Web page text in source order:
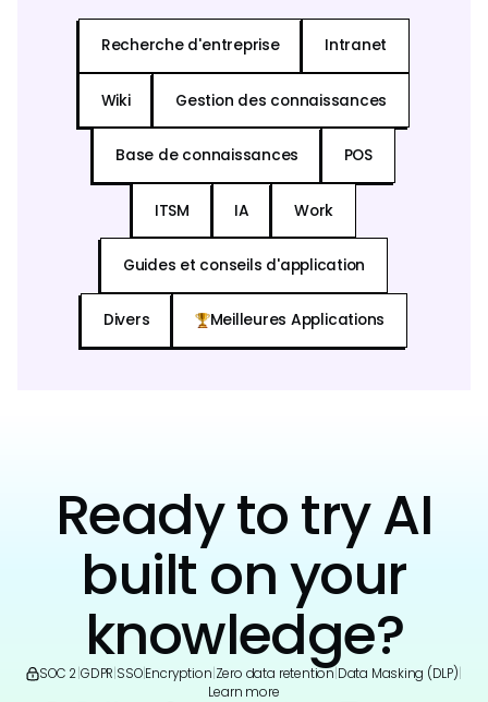
Recherche d'entreprise Intranet
Wiki Gestion des connaissances
Base de connaissances POS
ITSM IA Work
Guides et conseils d'application
Divers Meilleures Applications
Ready to try AI
built on your
knowledge?
SOC 2 GDPR SSO|Encryption Zero data retention Data Masking (DLP)
Learn more